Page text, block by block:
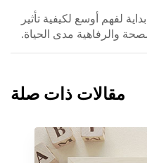
لفهم أوسع لكيفية تأثير
والرفاهية مدى الحياة.
مقالات ذات صلة